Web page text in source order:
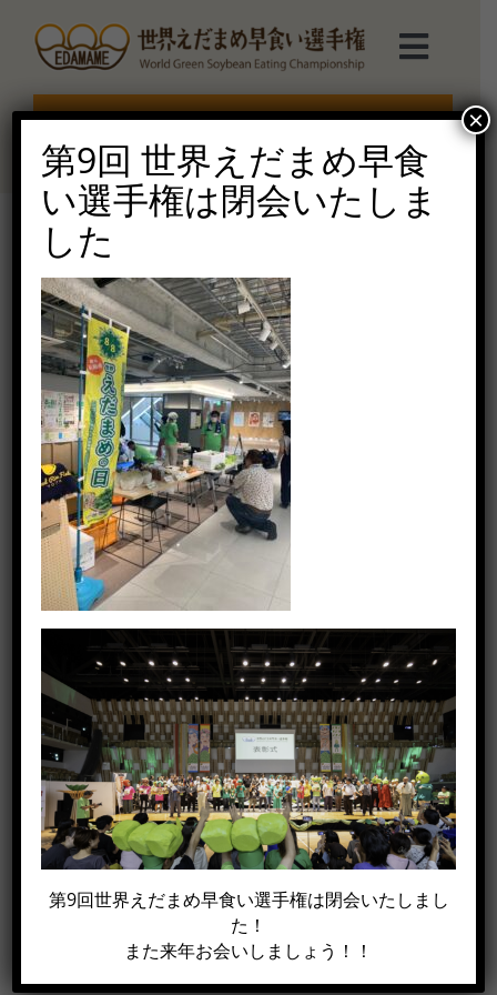
content
選手権TOP
選手権について
えだまめmarche
ルール説明
ご協賛受付
お問い合せ
210808 まめの日(長岡
編)_210810_93
2021年8月10日（火）
この記事がイイね！と思った方は
シェアして下さい!!
Facebook
X
子
メ
ー
第9回 世界えだまめ早食
い選手権は閉会いたしま
した
第9回世界えだまめ早食い選手権は閉会いたしまし
た！
また来年お会いしましょう！！
×